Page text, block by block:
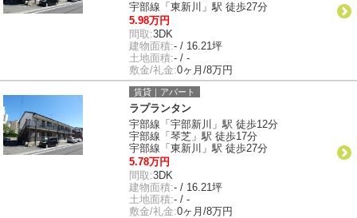
宇部線「東新川」駅 徒歩27分
5.98万円
間取:3DK
建物面積:- / 16.21坪
土地面積:- / -
敷金/礼金:0ヶ月/8万円
賃貸｜アパート
ラプランタン
宇部線「宇部新川」駅 徒歩12分
宇部線「琴芝」駅 徒歩17分
宇部線「東新川」駅 徒歩27分
5.78万円
間取:3DK
建物面積:- / 16.21坪
土地面積:- / -
敷金/礼金:0ヶ月/8万円